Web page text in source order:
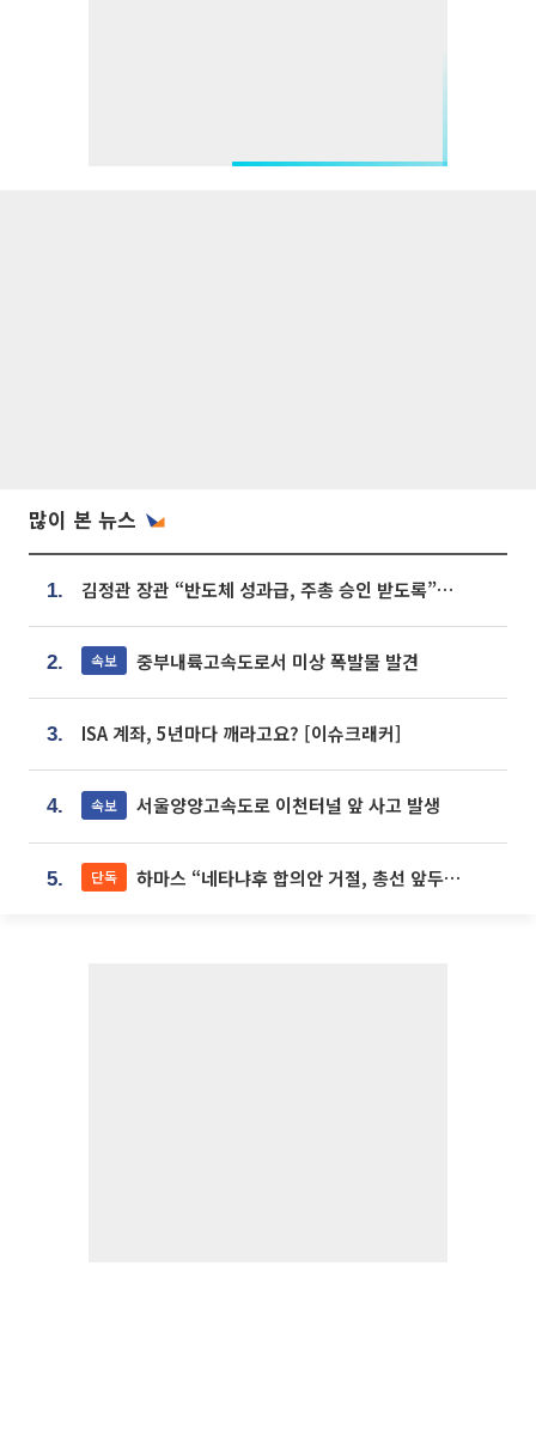
많이 본 뉴스
1. 김정관 장관 “반도체 성과급, 주총 승인 받도록”…상법·자본시장법 개정 시사
2. 속보 중부내륙고속도로서 미상 폭발물 발견
3. ISA 계좌, 5년마다 깨라고요? [이슈크래커]
4. 속보 서울양양고속도로 이천터널 앞 사고 발생
5. 단독 하마스 “네타냐후 합의안 거절, 총선 앞두고 시간 끌기”